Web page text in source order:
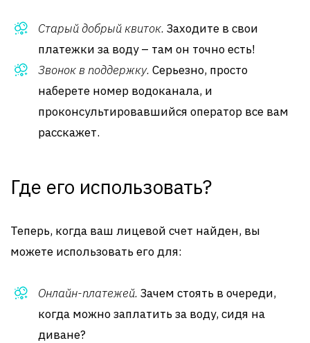
Старый добрый квиток. Заходите в свои
платежки за воду – там он точно есть!
Звонок в поддержку. Серьезно, просто
наберете номер водоканала, и
проконсультировавшийся оператор все вам
расскажет.
Где его использовать?
Теперь, когда ваш лицевой счет найден, вы
можете использовать его для:
Онлайн-платежей. Зачем стоять в очереди,
когда можно заплатить за воду, сидя на
диване?